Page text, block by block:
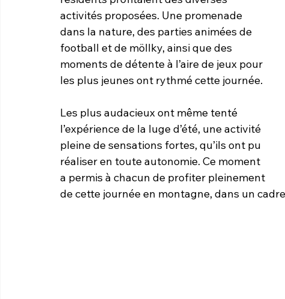
activités proposées. Une promenade
dans la nature, des parties animées de
football et de möllky, ainsi que des
moments de détente à l’aire de jeux pour
les plus jeunes ont rythmé cette journée.
Les plus audacieux ont même tenté
l’expérience de la luge d’été, une activité
pleine de sensations fortes, qu’ils ont pu
réaliser en toute autonomie. Ce moment
a permis à chacun de profiter pleinement
de cette journée en montagne, dans un